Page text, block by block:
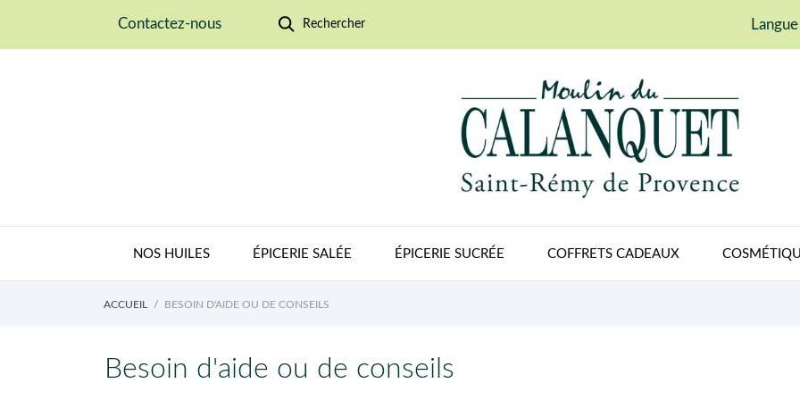
Contactez-nous Rechercher Langue
NOS HUILES ÉPICERIE SALÉE ÉPICERIE SUCRÉE COFFRETS CADEAUX
ACCUEIL BESOIN D'AIDE OU DE CONSEILS
Besoin d'aide ou de conseils